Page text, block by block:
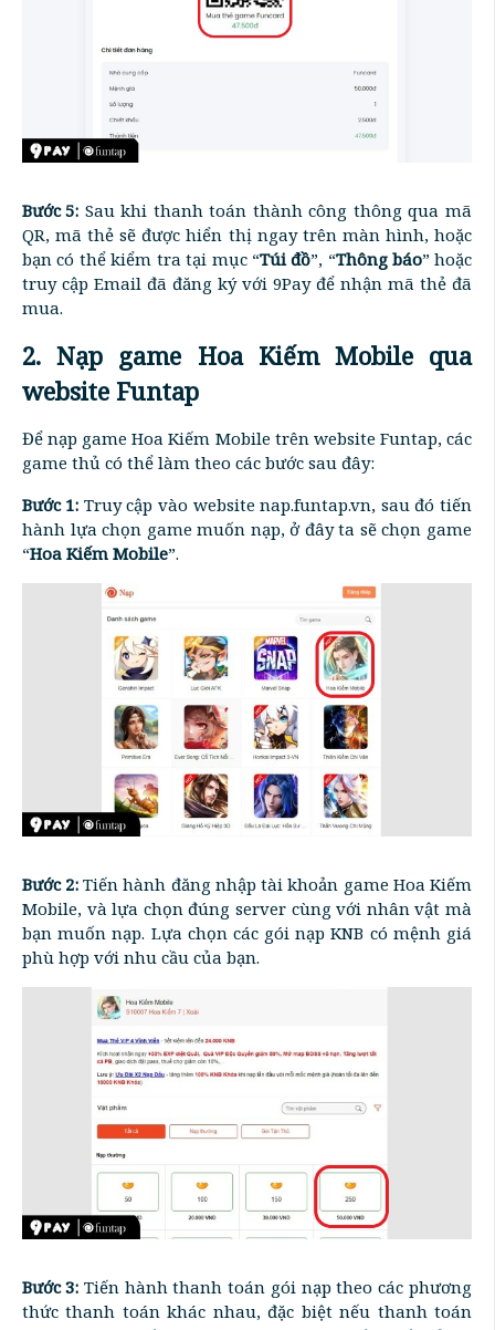
Bước 5: Sau khi thanh toán thành công thông qua mã
QR, mã thẻ sẽ được hiển thị ngay trên màn hình, hoặc
bạn có thể kiểm tra tại mục “Túi đồ”, “Thông báo” hoặc
truy cập Email đã đăng ký với 9Pay để nhận mã thẻ đã
mua.
2. Nạp game Hoa Kiếm Mobile qua
website Funtap
Để nạp game Hoa Kiếm Mobile trên website Funtap, các
game thủ có thể làm theo các bước sau đây:
Bước 1: Truy cập vào website nap.funtap.vn, sau đó tiến
hành lựa chọn game muốn nạp, ở đây ta sẽ chọn game
“Hoa Kiếm Mobile”.
Bước 2: Tiến hành đăng nhập tài khoản game Hoa Kiếm
Mobile, và lựa chọn đúng server cùng với nhân vật mà
bạn muốn nạp. Lựa chọn các gói nạp KNB có mệnh giá
phù hợp với nhu cầu của bạn.
Bước 3: Tiến hành thanh toán gói nạp theo các phương
thức thanh toán khác nhau, đặc biệt nếu thanh toán